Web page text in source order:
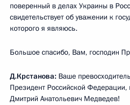
поверенный в делах Украины в
свидетельствует об уважении к
которого я являюсь.
Большое спасибо, Вам, господин
Д.Крстанова: Ваше
Президент Российской Федерации,
Дмитрий Анатольевич Медведев!